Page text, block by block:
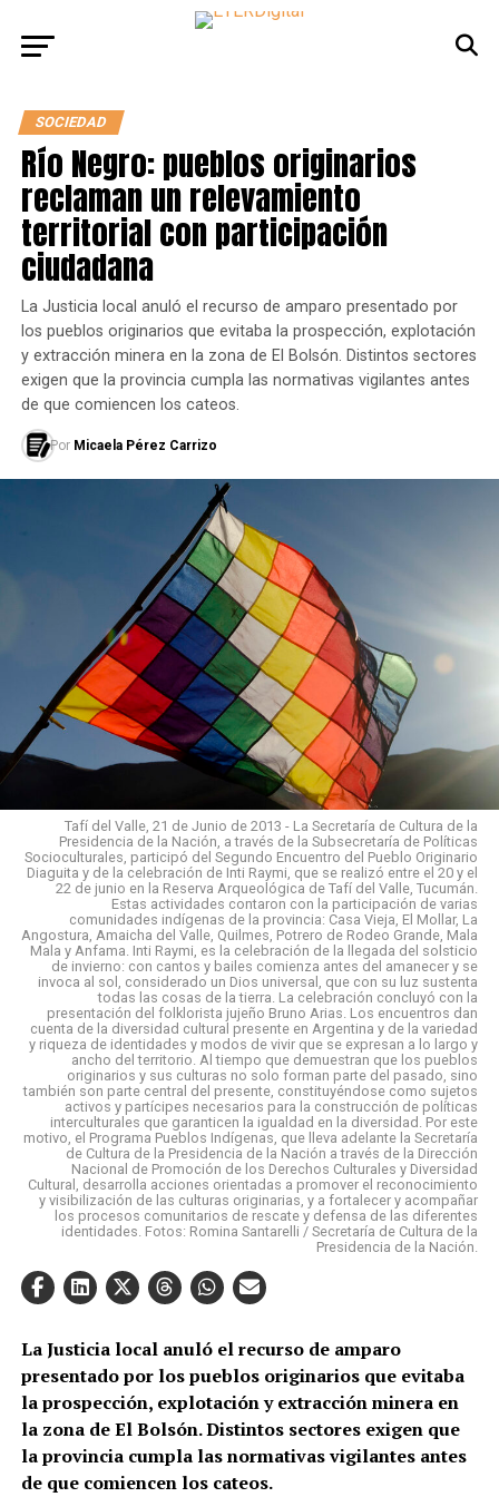
SOCIEDAD
Río Negro: pueblos originarios
reclaman un relevamiento
territorial con participación
ciudadana
La Justicia local anuló el recurso de amparo presentado por
los pueblos originarios que evitaba la prospección, explotación
y extracción minera en la zona de El Bolsón. Distintos sectores
exigen que la provincia cumpla las normativas vigilantes antes
de que comiencen los cateos.
Por Micaela Pérez Carrizo
Tafí del Valle, 21 de Junio de 2013 - La Secretaría de Cultura de la
Presidencia de la Nación, a través de la Subsecretaría de Políticas
Socioculturales, participó del Segundo Encuentro del Pueblo Originario
Diaguita y de la celebración de Inti Raymi, que se realizó entre el 20 y el
22 de junio en la Reserva Arqueológica de Tafí del Valle, Tucumán.
Estas actividades contaron con la participación de varias
comunidades indígenas de la provincia: Casa Vieja, El Mollar, La
Angostura, Amaicha del Valle, Quilmes, Potrero de Rodeo Grande, Mala
Mala y Anfama. Inti Raymi, es la celebración de la llegada del solsticio
de invierno: con cantos y bailes comienza antes del amanecer y se
invoca al sol, considerado un Dios universal, que con su luz sustenta
todas las cosas de la tierra. La celebración concluyó con la
presentación del folklorista jujeño Bruno Arias. Los encuentros dan
cuenta de la diversidad cultural presente en Argentina y de la variedad
y riqueza de identidades y modos de vivir que se expresan a lo largo y
ancho del territorio. Al tiempo que demuestran que los pueblos
originarios y sus culturas no solo forman parte del pasado, sino
también son parte central del presente, constituyéndose como sujetos
activos y partícipes necesarios para la construcción de políticas
interculturales que garanticen la igualdad en la diversidad. Por este
motivo, el Programa Pueblos Indígenas, que lleva adelante la Secretaría
de Cultura de la Presidencia de la Nación a través de la Dirección
Nacional de Promoción de los Derechos Culturales y Diversidad
Cultural, desarrolla acciones orientadas a promover el reconocimiento
y visibilización de las culturas originarias, y a fortalecer y acompañar
los procesos comunitarios de rescate y defensa de las diferentes
identidades. Fotos: Romina Santarelli / Secretaría de Cultura de la
Presidencia de la Nación.
La Justicia local anuló el recurso de amparo
presentado por los pueblos originarios que evitaba
la prospección, explotación y extracción minera en
la zona de El Bolsón. Distintos sectores exigen que
la provincia cumpla las normativas vigilantes antes
de que comiencen los cateos.